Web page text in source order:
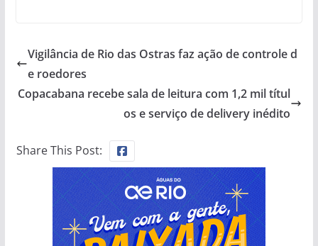
Vigilância de Rio das Ostras faz ação de controle d
e roedores
Copacabana recebe sala de leitura com 1,2 mil títul
os e serviço de delivery inédito
Share This Post: